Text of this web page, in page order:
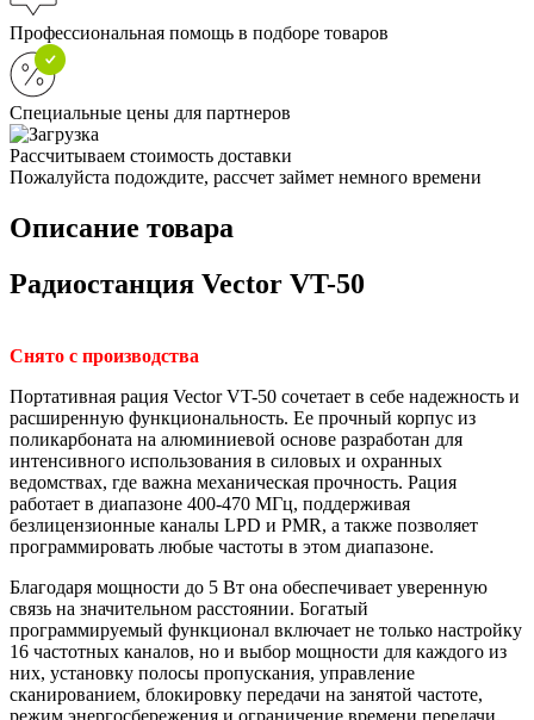
Профессиональная помощь в подборе товаров
Специальные цены для партнеров
Рассчитываем стоимость доставки
Пожалуйста подождите, рассчет займет немного времени
Описание товара
Радиостанция Vector VT-50
Снято с производства
Портативная рация Vector VT-50 сочетает в себе надежность и
расширенную функциональность. Ее прочный корпус из
поликарбоната на алюминиевой основе разработан для
интенсивного использования в силовых и охранных
ведомствах, где важна механическая прочность. Рация
работает в диапазоне 400-470 МГц, поддерживая
безлицензионные каналы LPD и PMR, а также позволяет
программировать любые частоты в этом диапазоне.
Благодаря мощности до 5 Вт она обеспечивает уверенную
связь на значительном расстоянии. Богатый
программируемый функционал включает не только настройку
16 частотных каналов, но и выбор мощности для каждого из
них, установку полосы пропускания, управление
сканированием, блокировку передачи на занятой частоте,
режим энергосбережения и ограничение времени передачи.